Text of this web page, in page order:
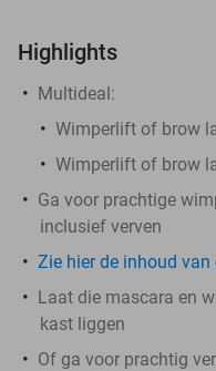
Highlights
Multideal:
Wimperlift of brow
Wimperlift of brow
Ga voor prachtige
inclusief verven
Zie hier de inhoud
Laat die mascara en
kast liggen
Of ga voor prachtig